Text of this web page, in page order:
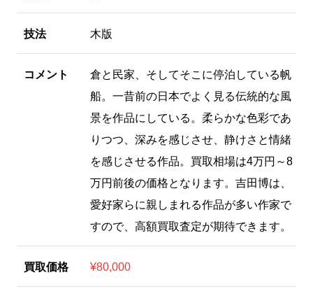
技法 木版
コメント
倉と民家、そしてそこに停泊している帆
船。一昔前の日本でよく見る伝統的な風
景を作品にしている。柔らかな色彩であ
りつつ、深みを感じさせ、静けさと情緒
を感じさせる作品。買取相場は4万円～8
万円前後の価格となります。吉田博は、
愛好家らに親しまれる作品が多い作家で
すので、高額買取査定が期待できます。
買取価格 ¥80,000